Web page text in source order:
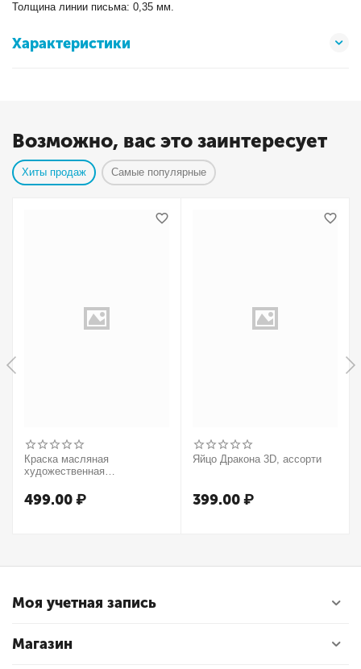
Толщина линии письма: 0,35 мм.
Характеристики
Возможно, вас это заинтересует
Хиты продаж Самые популярные
Краска масляная
художественная
37мл, туба, оранжевый
499.00₽
Яйцо Дракона 3D, ассорти
399.00₽
Моя учетная запись
Магазин